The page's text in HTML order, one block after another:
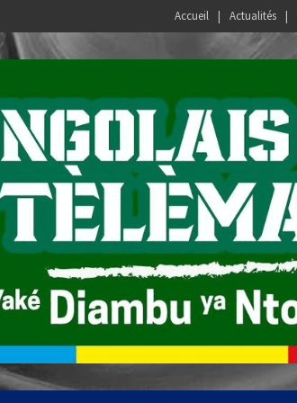
Accueil Actualités